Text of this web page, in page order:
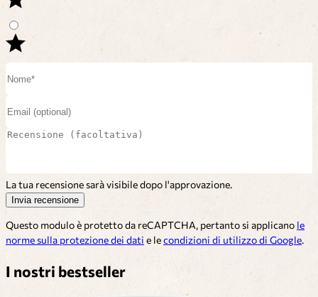
La tua recensione sarà visibile dopo l'approvazione.
Invia recensione
Questo modulo è protetto da reCAPTCHA, pertanto si applicano le
norme sulla protezione dei dati e lecondizioni di utilizzo di Google.
I nostri bestseller